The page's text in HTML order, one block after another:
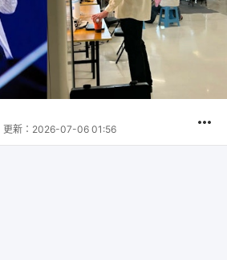
更新： 2026-07-06 01:56